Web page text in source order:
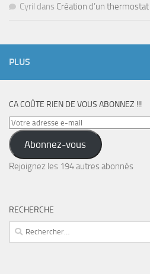
Cyril dans Création d’un
PLUS
CA COÛTE RIEN DE VOUS ABONNEZ !!!
Votre
adresse
e-
mail
Abonnez-vous
Rejoignez les 194 autres abonnés
RECHERCHE
Rechercher :